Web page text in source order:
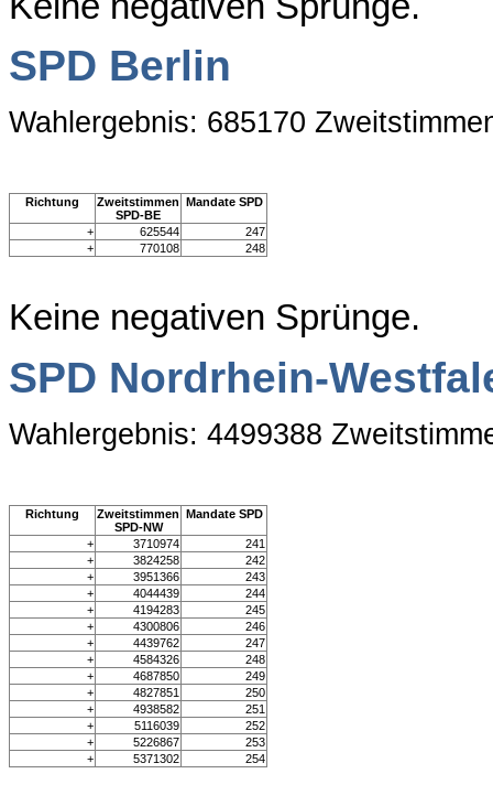
SPD Berlin
Wahlergebnis: 685170
Richtung
Zweitstimmen
SPD-BE
Mandate SPD
+ 625544
247
+
770108 248
Keine negativen Sprünge.
SPD Nordrhein-
Wahlergebnis: 4499388
Richtung
Zweitstimmen
SPD-NW
Mandate SPD
+ 3710974
241
+
3824258
242
+
3951366
243
+
4044439
244
+
4194283
245
+
4300806
246
+
4439762
247
+
4584326
248
+
4687850
249
+
4827851
250
+
4938582
251
+
5116039
252
+
5226867
253
+
5371302 254